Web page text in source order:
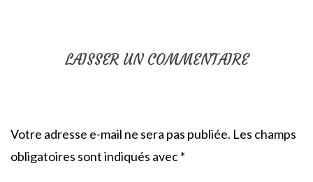
LAISSER UN COMMENTAIRE
Votre adresse e-mail ne sera pas publiée. Les champs
obligatoires sont indiqués avec*